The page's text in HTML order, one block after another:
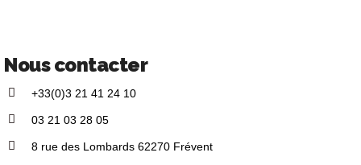
Nous contacter
+33(0)3 21 41 24 10
03 21 03 28 05
8 rue des Lombards 62270 Frévent